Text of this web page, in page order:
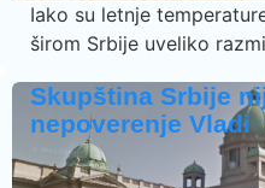
Iako su letnje
širom Srbije uveliko
Skupština Srbije
nepoverenje Vladi